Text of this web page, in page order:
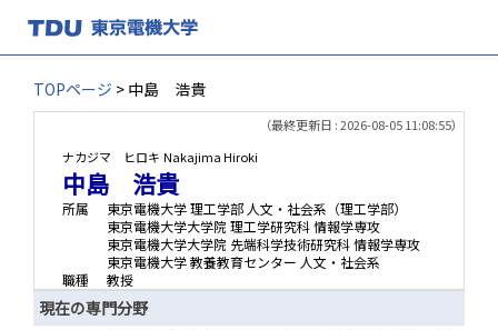
TOPページ > 中島 浩貴
（最終更新日 : 2026-08-05 11:08:55）
ナカジマ ヒロキ Nakajima Hiroki
中島 浩貴
所属
東京電機大学 理工学部 人文・社会系（理工学部）
東京電機大学大学院 理工学研究科 情報学専攻
東京電機大学大学院 先端科学技術研究科 情報学専攻
東京電機大学 教養教育センター 人文・社会系
職種
教授
現在の専門分野